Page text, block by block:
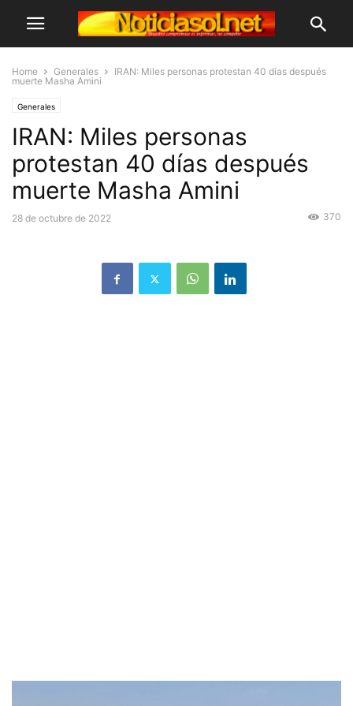
Home Generales
IRAN: Miles personas protestan 40 días después
muerte Masha Amini
Generales
IRAN: Miles personas
protestan 40 días después
muerte Masha Amini
28 de octubre de 2022 370